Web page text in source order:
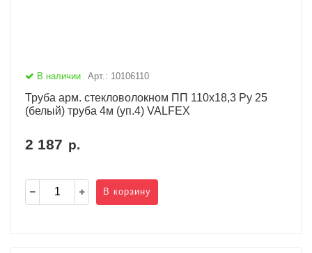
В наличии Арт.: 10106110
Труба арм. стекловолокном ПП 110х18,3 Ру 25
(белый) труба 4м (уп.4) VALFEX
2 187 р.
В корзину